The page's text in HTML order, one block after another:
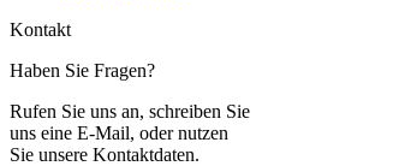
Kontakt
Haben Sie Fragen?
Rufen Sie uns an, schreiben Sie
uns eine E-Mail, oder nutzen
Sie unsere Kontaktdaten.